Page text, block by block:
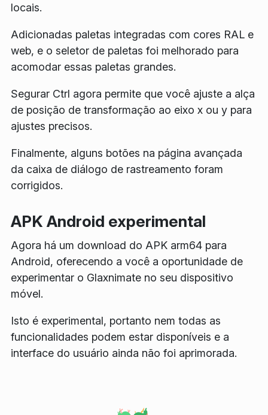
locais.
Adicionadas paletas integradas com cores RAL e
web, e o seletor de paletas foi melhorado para
acomodar essas paletas grandes.
Segurar Ctrl agora permite que você ajuste a alça
de posição de transformação ao eixo x ou y para
ajustes precisos.
Finalmente, alguns botões na página avançada
da caixa de diálogo de rastreamento foram
corrigidos.
APK Android experimental
Agora há um download do APK arm64 para
Android, oferecendo a você a oportunidade de
experimentar o Glaxnimate no seu dispositivo
móvel.
Isto é experimental, portanto nem todas as
funcionalidades podem estar disponíveis e a
interface do usuário ainda não foi aprimorada.